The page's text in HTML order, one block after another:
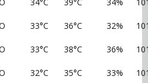
33°C 36°C 32%
33°C 38°C 36%
32°C 35°C 33%